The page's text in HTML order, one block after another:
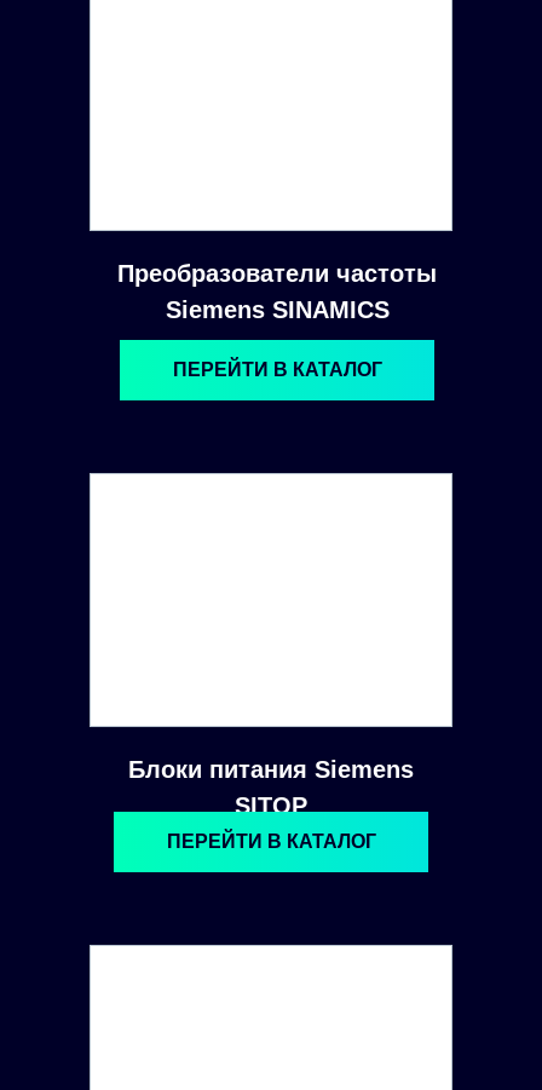
Преобразователи частоты
Siemens SINAMICS
Блоки питания Siemens
SITOP
ПЕРЕЙТИ В КАТАЛОГ
ПЕРЕЙТИ В КАТАЛОГ